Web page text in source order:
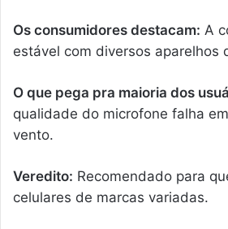
Os consumidores destacam: A
estável com diversos aparelhos
O que pega pra maioria dos
qualidade do microfone falha
vento.
Veredito: Recomendado para
celulares de marcas variadas.